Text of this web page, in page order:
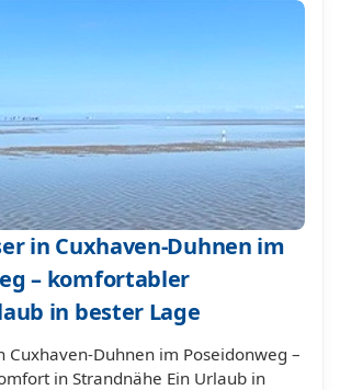
in Cuxhaven-Duhnen im
– komfortabler
in bester Lage
Cuxhaven-Duhnen im Poseidonweg –
in Strandnähe Ein Urlaub in